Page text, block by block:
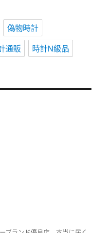
偽物時計
通販 時計N級品